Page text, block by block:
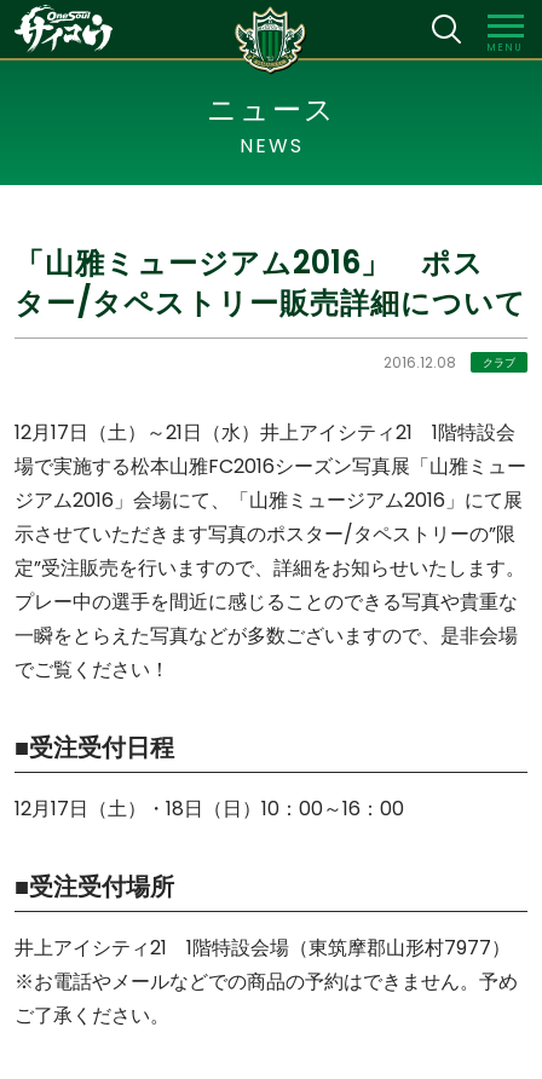
MENU
ニュース
NEWS
「山雅ミュージアム2016」 ポス
ター/タペストリー販売詳細について
2016.12.08 クラブ
12月17日（土）～21日（水）井上アイシティ21 1階特設会
場で実施する松本山雅FC2016シーズン写真展「山雅ミュー
ジアム2016」会場にて、「山雅ミュージアム2016」にて展
示させていただきます写真のポスター/タペストリーの”限
定”受注販売を行いますので、詳細をお知らせいたします。
プレー中の選手を間近に感じることのできる写真や貴重な
一瞬をとらえた写真などが多数ございますので、是非会場
でご覧ください！
■受注受付日程
12月17日（土）・18日（日）10：00～16：00
■受注受付場所
井上アイシティ21 1階特設会場（東筑摩郡山形村7977）
※お電話やメールなどでの商品の予約はできません。予め
ご了承ください。